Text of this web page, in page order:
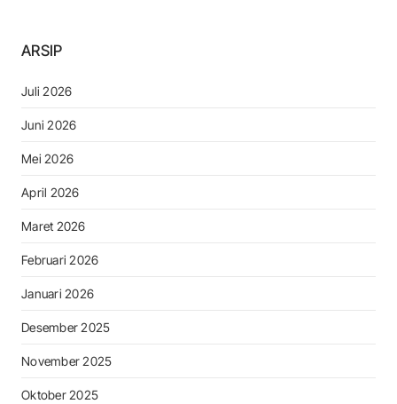
ARSIP
Juli 2026
Juni 2026
Mei 2026
April 2026
Maret 2026
Februari 2026
Januari 2026
Desember 2025
November 2025
Oktober 2025